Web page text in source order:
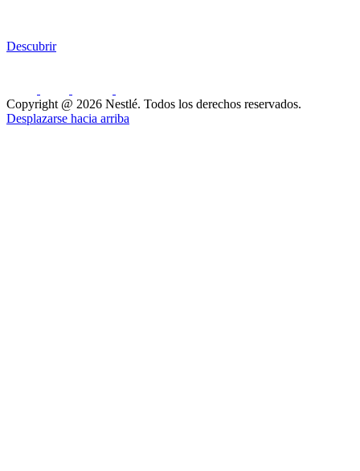
Descubrir
Copyright @ 2026 Nestlé. Todos los derechos reservados.
Desplazarse hacia arriba